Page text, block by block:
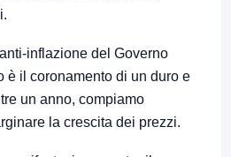
inflazione del Governo
è il coronamento di un duro e
un anno, compiamo
la crescita dei prezzi.